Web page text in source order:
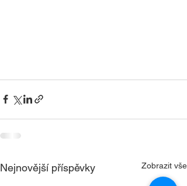
Nejnovější příspěvky Zobrazit vše